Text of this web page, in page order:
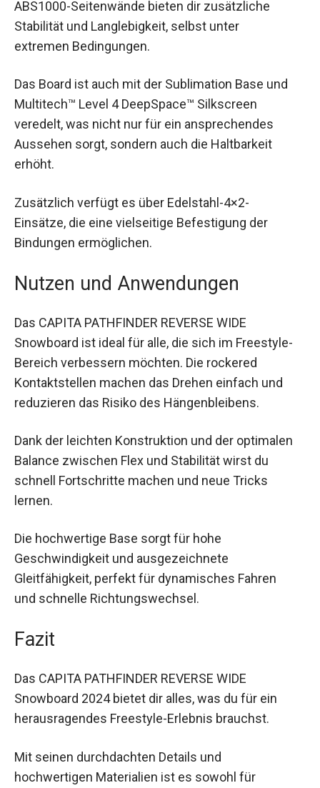
ABS1000-Seitenwände bieten dir zusätzliche
Stabilität und Langlebigkeit, selbst unter
extremen Bedingungen.
Das Board ist auch mit der Sublimation Base und
Multitech™ Level 4 DeepSpace™ Silkscreen
veredelt, was nicht nur für ein ansprechendes
Aussehen sorgt, sondern auch die Haltbarkeit
erhöht.
Zusätzlich verfügt es über Edelstahl-4×2-
Einsätze, die eine vielseitige Befestigung der
Bindungen ermöglichen.
Nutzen und Anwendungen
Das CAPITA PATHFINDER REVERSE WIDE
Snowboard ist ideal für alle, die sich im Freestyle-
Bereich verbessern möchten. Die rockered
Kontaktstellen machen das Drehen einfach und
reduzieren das Risiko des Hängenbleibens.
Dank der leichten Konstruktion und der optimalen
Balance zwischen Flex und Stabilität wirst du
schnell Fortschritte machen und neue Tricks
lernen.
Die hochwertige Base sorgt für hohe
Geschwindigkeit und ausgezeichnete
Gleitfähigkeit, perfekt für dynamisches Fahren
und schnelle Richtungswechsel.
Fazit
Das CAPITA PATHFINDER REVERSE WIDE
Snowboard 2024 bietet dir alles, was du für ein
herausragendes Freestyle-Erlebnis brauchst.
Mit seinen durchdachten Details und
hochwertigen Materialien ist es sowohl für